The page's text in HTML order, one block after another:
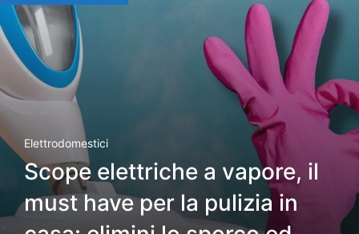
Elettrodomestici
Scope elettriche a vapore, il
must have per la pulizia in